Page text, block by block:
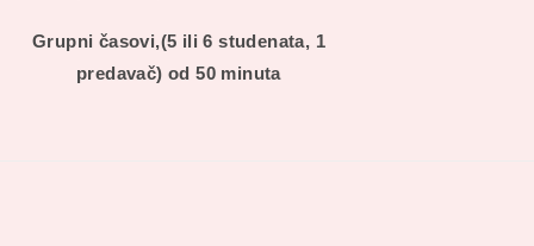
Grupni časovi,(5 ili 6 studenata, 1
predavač) od 50 minuta